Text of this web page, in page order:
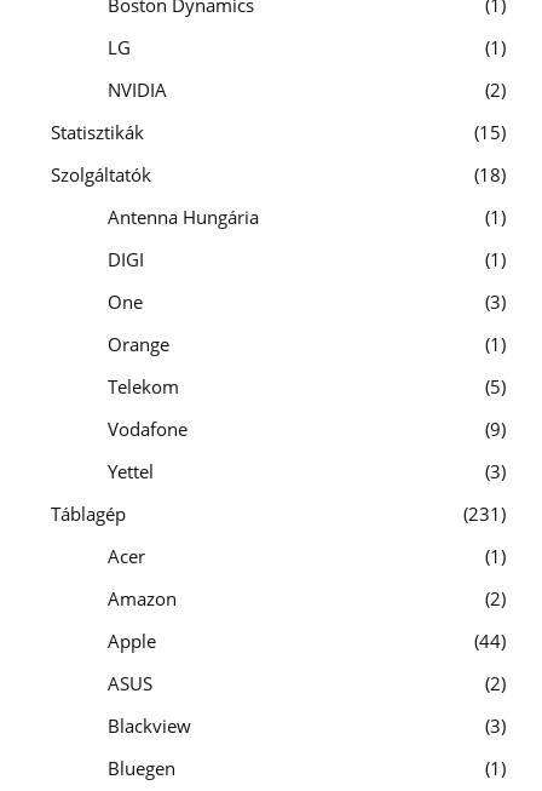
LG
1
NVIDIA
2
Statisztikák
15
Szolgáltatók
18
Antenna Hungária
1
DIGI
1
One
3
Orange
1
Telekom
5
Vodafone
9
Yettel
3
Táblagép
231
Acer
1
Amazon
2
Apple
44
ASUS
2
Blackview
3
Bluegen
1